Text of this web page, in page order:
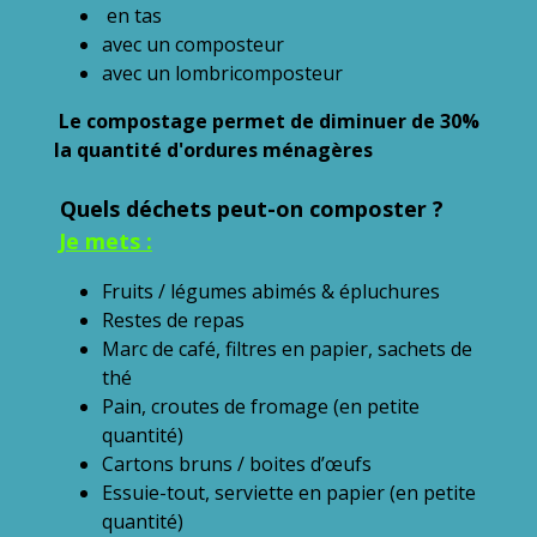
en tas
avec un composteur
avec un lombricomposteur
Le compostage permet de diminuer de 30%
la quantité d'ordures ménagères
Quels déchets peut-on composter ?
Je mets :
Fruits / légumes abimés & épluchures
Restes de repas
Marc de café, filtres en papier, sachets de
thé
Pain, croutes de fromage (en petite
quantité)
Cartons bruns / boites d’œufs
Essuie-tout, serviette en papier (en petite
quantité)